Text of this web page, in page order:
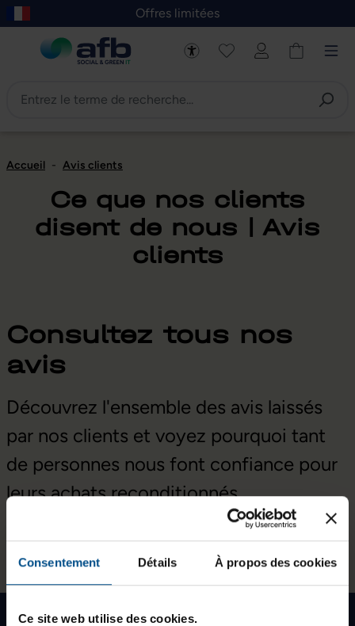
Consentement Détails À propos des cookies
Ce site web utilise des cookies.
au contenu principal
Skip to B2B platform navigation
Offres limitées
Accueil - Avis clients
Ce que nos clients
disent de nous | Avis
clients
Consultez tous nos
avis
Découvrez l'ensemble des avis laissés
par nos clients et voyez pourquoi tant
de personnes nous font confiance pour
leurs achats reconditionnés.
Voir tous nos avis sur TrustedShop